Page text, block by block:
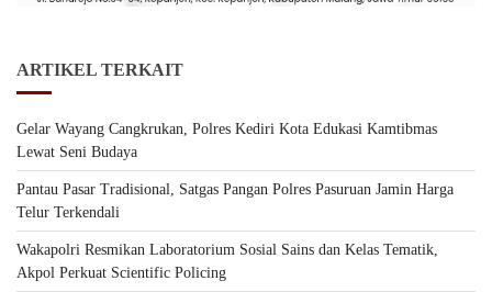
ARTIKEL TERKAIT
Gelar Wayang Cangkrukan, Polres Kediri Kota Edukasi Kamtibmas
Lewat Seni Budaya
Pantau Pasar Tradisional, Satgas Pangan Polres Pasuruan Jamin Harga
Telur Terkendali
Wakapolri Resmikan Laboratorium Sosial Sains dan Kelas Tematik,
Akpol Perkuat Scientific Policing